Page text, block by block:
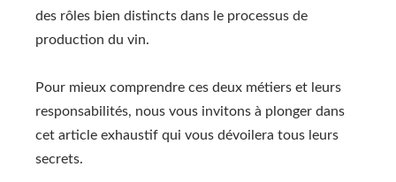
des rôles bien distincts dans le processus de
production du vin.
Pour mieux comprendre ces deux métiers et leurs
responsabilités, nous vous invitons à plonger dans
cet article exhaustif qui vous dévoilera tous leurs
secrets.